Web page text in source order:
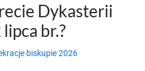
Dykasterii
br.?
biskupie 2026